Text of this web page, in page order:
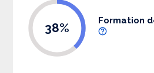
38% Formation